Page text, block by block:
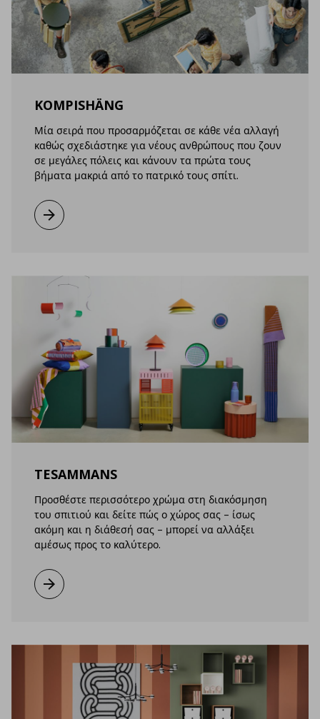
KOMPISHÄNG
Μία σειρά που προσαρμόζεται σε κάθε νέα αλλαγή
καθώς σχεδιάστηκε για νέους ανθρώπους που ζουν
σε μεγάλες πόλεις και κάνουν τα πρώτα τους
βήματα μακριά από το πατρικό τους σπίτι.
Μάθετε περισσότερα
TESAMMANS
Προσθέστε περισσότερο χρώμα στη διακόσμηση
του σπιτιού και δείτε πώς ο χώρος σας – ίσως
ακόμη και η διάθεσή σας – μπορεί να αλλάξει
αμέσως προς το καλύτερο.
Μάθετε περισσότερα